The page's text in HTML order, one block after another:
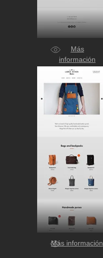
Más
información
Más información